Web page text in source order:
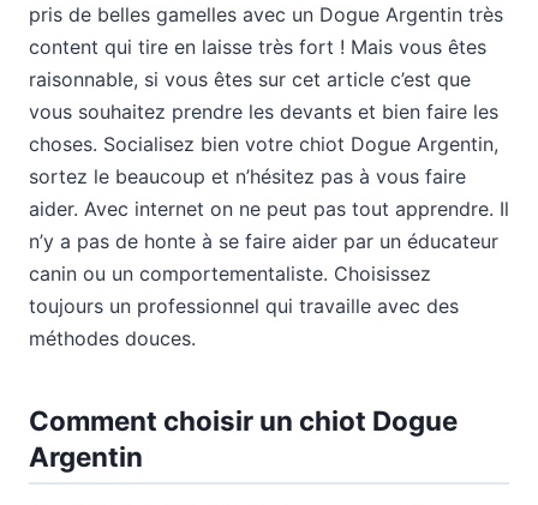
pris de belles gamelles avec un Dogue Argentin très
content qui tire en laisse très fort ! Mais vous êtes
raisonnable, si vous êtes sur cet article c’est que
vous souhaitez prendre les devants et bien faire les
choses. Socialisez bien votre chiot Dogue Argentin,
sortez le beaucoup et n’hésitez pas à vous faire
aider. Avec internet on ne peut pas tout apprendre. Il
n’y a pas de honte à se faire aider par un éducateur
canin ou un comportementaliste. Choisissez
toujours un professionnel qui travaille avec des
méthodes douces.
Comment choisir un chiot Dogue
Argentin